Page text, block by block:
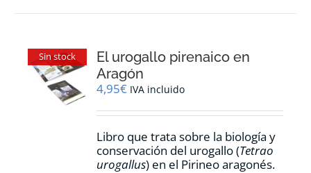
Sin stock
El urogallo pirenaico en
Aragón
4,95€ IVA incluido
Libro que trata sobre la biología y
conservación del urogallo (Tetrao
urogallus) en el Pirineo aragonés.